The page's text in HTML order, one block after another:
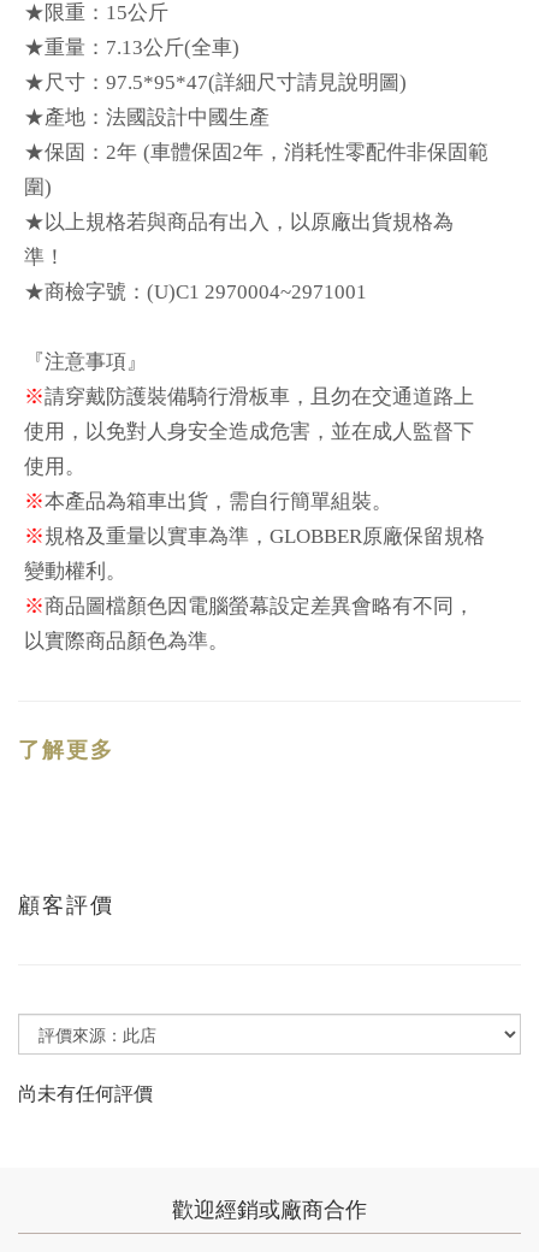
★限重：15公斤
★重量：7.13公斤(全車)
★尺寸： 97.5*95*47(詳細尺寸請見說明圖)
★產地：法國設計中國生產
★保固： 2年 (車體保固2年，消耗性零配件非保固範
圍)
★ 以上規格若與商品有出入，以原廠出貨規格為
準！
★商檢字號 ： (U)C1 2970004~2971001
『注意事項』
※請穿戴防護裝備騎行滑板車，且勿在交通道路上
使用，以免對人身安全造成危害，並在成人監督下
使用。
※本產品為箱車出貨，需自行簡單組裝。
※規格及重量以實車為準， GLOBBER原廠保留規格
變動權利。
※商品圖檔顏色因電腦螢幕設定差異會略有不同，
以實際商品顏色為準。
了解更多
顧客評價
尚未有任何評價
歡迎經銷或廠商合作